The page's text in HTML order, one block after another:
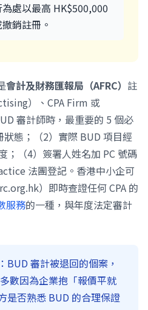
處以最高 HK$500,000
銷註冊。
會計及財務匯報局（AFRC） 註
）、CPA Firm 或
審計師時，最重要的 5 個必
狀態；（2）實際 BUD 項目經
；（4）簽署人姓名加 PC 號碼
法團登記。香港中小企可
）即時查證任何 CPA 的
服務的一種，與年度法定審計
BUD 審計被退回的個案，
數因為企業抱「報價平就
是否熟悉 BUD 的合理保證